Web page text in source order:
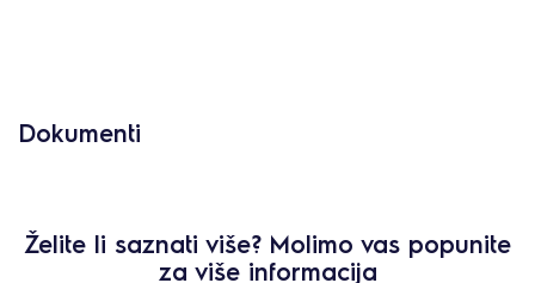
Dokumenti
Želite li saznati više? Molimo vas popunite
za više informacija